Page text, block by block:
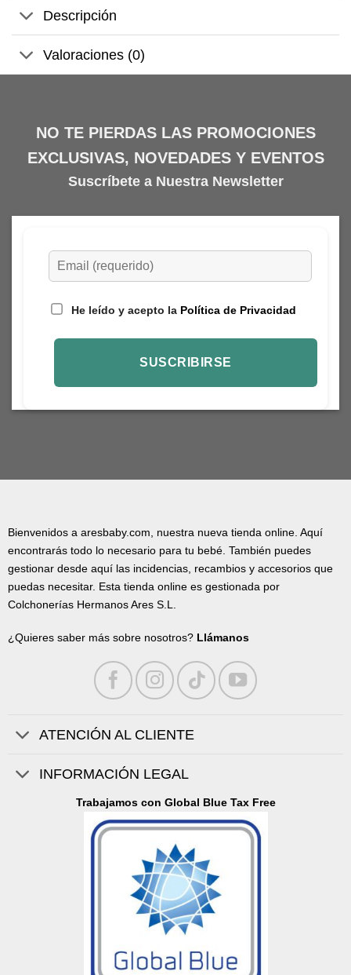
Descripción
Valoraciones (0)
NO TE PIERDAS LAS PROMOCIONES
EXCLUSIVAS, NOVEDADES Y EVENTOS
Suscríbete a Nuestra Newsletter
He leído y acepto la Política de Privacidad
Bienvenidos a aresbaby.com, nuestra nueva tienda online. Aquí
encontrarás todo lo necesario para tu bebé. También puedes
gestionar desde aquí las incidencias, recambios y accesorios que
puedas necesitar. Esta tienda online es gestionada por
Colchonerías Hermanos Ares S.L.
¿Quieres saber más sobre nosotros? Llámanos
ATENCIÓN AL CLIENTE
INFORMACIÓN LEGAL
Trabajamos con Global Blue Tax Free